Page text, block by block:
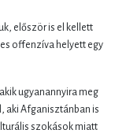
először is el kellett
offenzíva helyett egy
ugyanannyira meg
aki Afganisztánban is
szokások miatt